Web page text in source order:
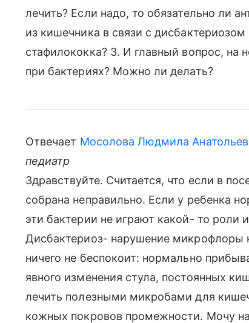
лечить? Если надо, то обязательно ли
из кишечника в связи с
стафилококка? 3. И главный вопрос, на
при бактериях? Можно ли делать?
Отвечает Мосолова Людмила
педиатр
Здравствуйте. Считается, что если в
собрана неправильно. Если у ребенка
эти бактерии не играют какой- то роли
Дисбактериоз- нарушение микрофлоры
ничего не беспокоит: нормально
явного изменения стула, постоянных
лечить полезными микробами для
кожных покровов промежности. Мочу